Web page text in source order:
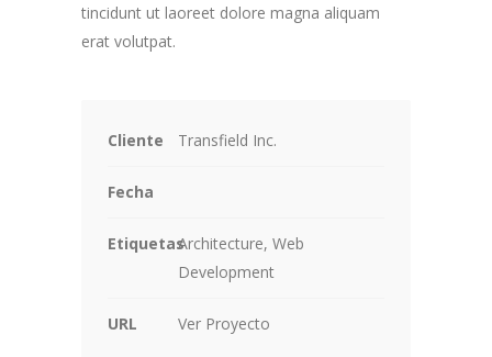
tincidunt ut laoreet dolore magna aliquam
erat volutpat.
Cliente Transfield Inc.
Fecha
EtiquetasArchitecture, Web
Development
URL Ver Proyecto